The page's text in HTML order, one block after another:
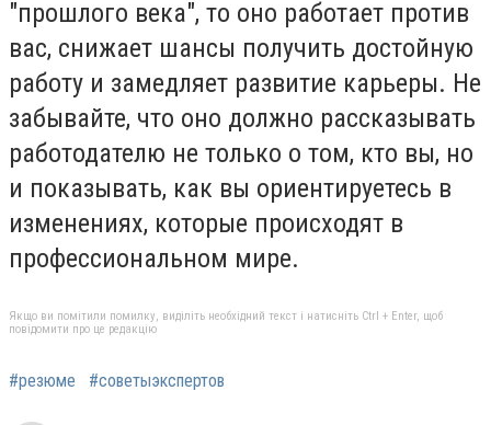
"прошлого века", то оно работает против
вас, снижает шансы получить достойную
работу и замедляет развитие карьеры. Не
забывайте, что оно должно рассказывать
работодателю не только о том, кто вы, но
и показывать, как вы ориентируетесь в
изменениях, которые происходят в
профессиональном мире.
Якщо ви помітили помилку, виділіть необхідний текст і натисніть Ctrl + Enter, щоб
повідомити про це редакцію
#резюме #советыэкспертов